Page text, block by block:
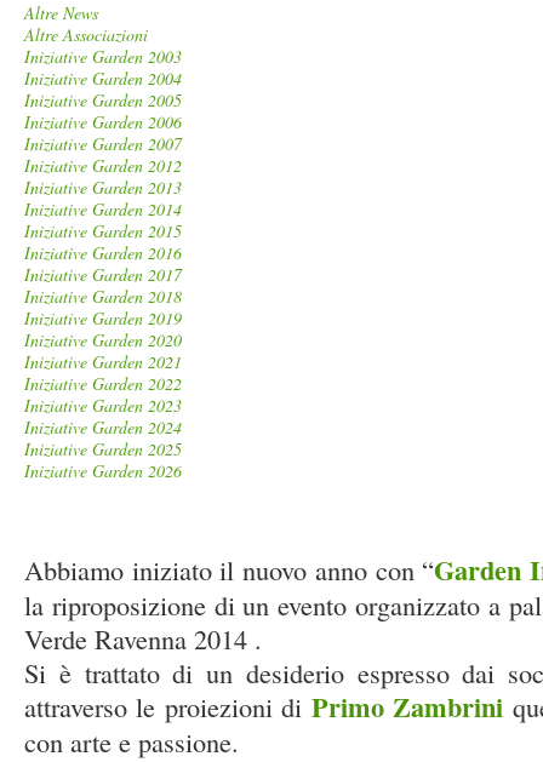
Altre News
Altre Associazioni
Iniziative Garden 2003
Iniziative Garden 2004
Iniziative Garden 2005
Iniziative Garden 2006
Iniziative Garden 2007
Iniziative Garden 2012
Iniziative Garden 2013
Iniziative Garden 2014
Iniziative Garden 2015
Iniziative Garden 2016
Iniziative Garden 2017
Iniziative Garden 2018
Iniziative Garden 2019
Iniziative Garden 2020
Iniziative Garden 2021
Iniziative Garden 2022
Iniziative Garden 2023
Iniziative Garden 2024
Iniziative Garden 2025
Iniziative Garden 2026
Abbiamo iniziato il nuovo anno con “Garden
la riproposizione di un evento organizzato a
Verde Ravenna 2014 .
Si è trattato di un desiderio espresso dai
attraverso le proiezioni di Primo Zambrini
con arte e passione.